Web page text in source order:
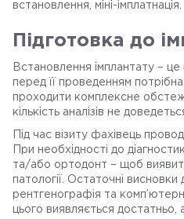
встановлення, міні-імплатнація.
Підготовка до
Встановлення імплантату –
перед її проведенням
проходити комплексне
кількість аналізів не
Під час візиту фахівець
При необхідності до
та/або ортодонт – щоб
патології. Остаточні
рентгенографія та
цього виявляється достатньо,